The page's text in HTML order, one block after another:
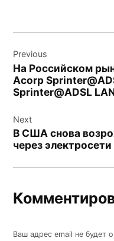
по
записям
Previous
На Российском
Acorp
Sprinter@ADSL
Next
В США снова
через электросети
Ваш адрес email не будет